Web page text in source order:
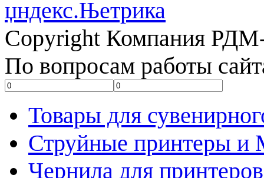
Copyright Компания
По вопросам работы
Товары для
Струйные принтеры
Чернила для принтеров